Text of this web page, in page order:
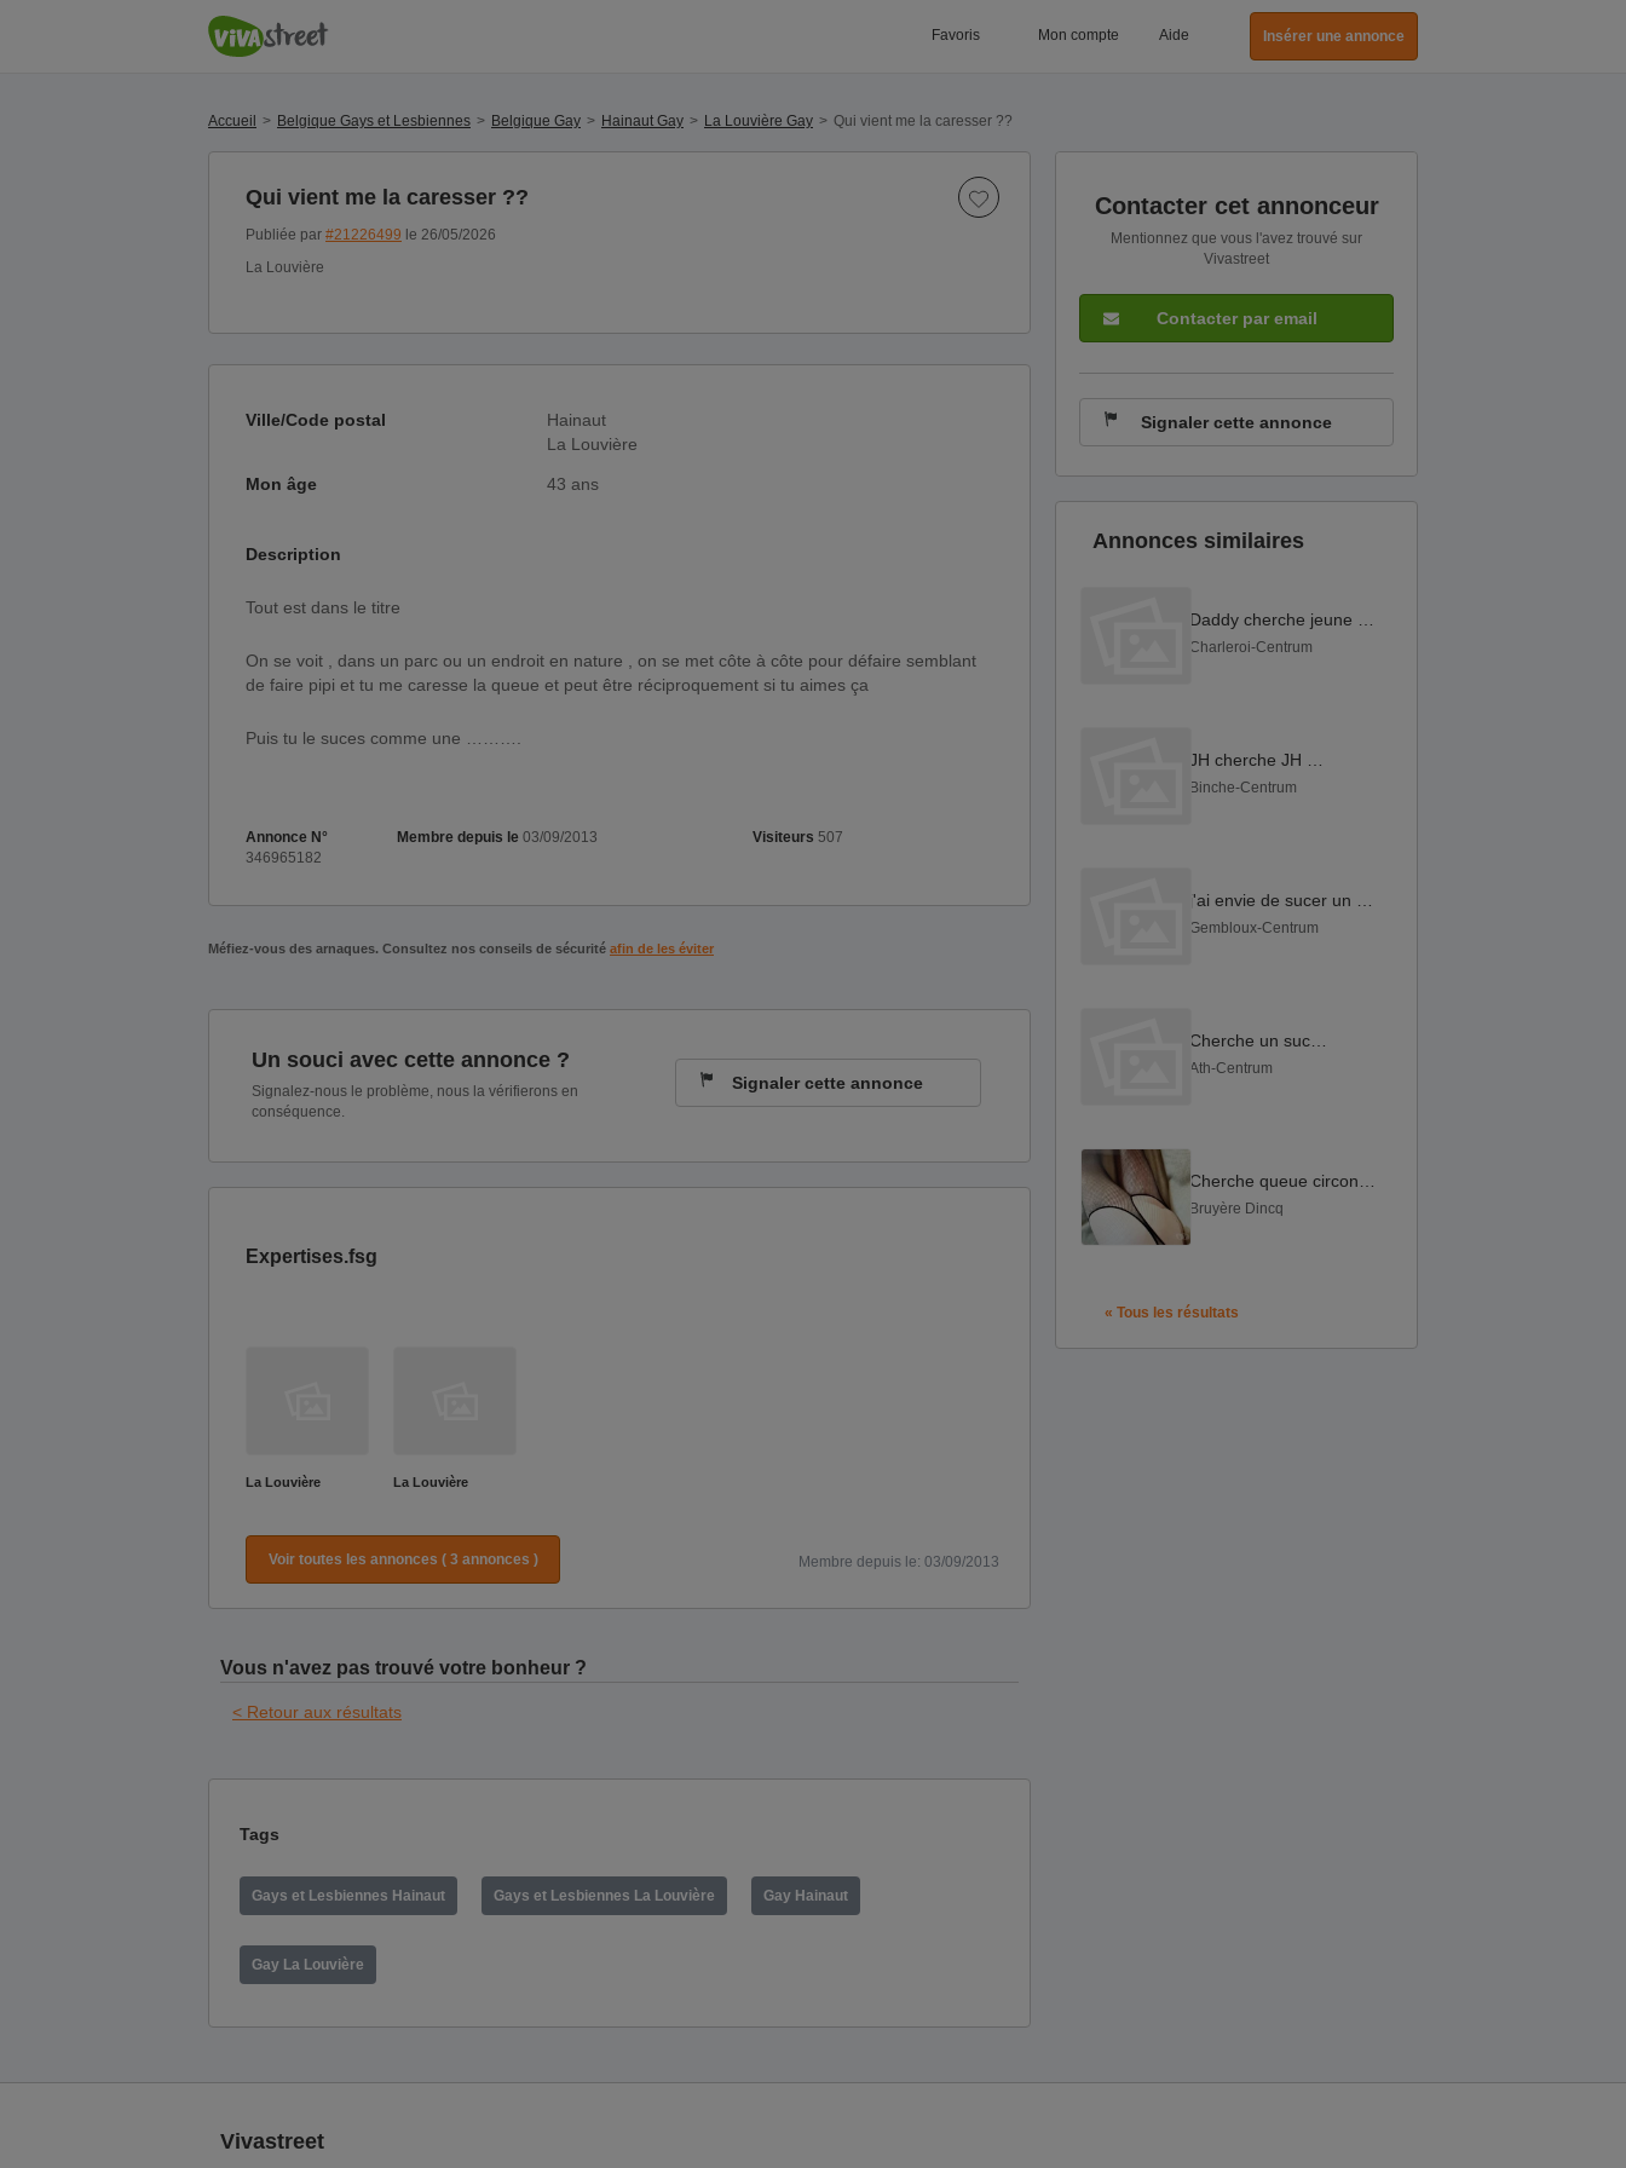
Favoris Mon compte Aide Insérer une annonce
Accueil Belgique Gays et Lesbiennes Belgique Gay Hainaut Gay La Louvière Gay Qui vient me la caresser ??
Qui vient me la caresser ??
Publiée par #21226499 le 26/05/2026
La Louvière
Ville/Code postal
Hainaut
La Louvière
Mon âge 43 ans
Description
Tout est dans le titre
On se voit , dans un parc ou un endroit en nature , on se met côte à côte pour défaire semblant
de faire pipi et tu me caresse la queue et peut être réciproquement si tu aimes ça
Puis tu le suces comme une ……….
Annonce N°
346965182
Membre depuis le 03/09/2013 Visiteurs 507
Méfiez-vous des arnaques. Consultez nos conseils de sécurité afin de les éviter
Un souci avec cette annonce ?
Signalez-nous le problème, nous la vérifierons en
conséquence.
Signaler cette annonce
Expertises.fsg
La Louvière La Louvière
Voir toutes les annonces ( 3 annonces ) Membre depuis le: 03/09/2013
Vous n'avez pas trouvé votre bonheur ?
< Retour aux résultats
Contacter cet annonceur
Mentionnez que vous l'avez trouvé sur
Vivastreet
Contacter par email
Signaler cette annonce
Annonces similaires
Charleroi-Centrum
Binche-Centrum
Gembloux-Centrum
Ath-Centrum
Bruyère Dincq
« Tous les résultats
Tags
Gays et Lesbiennes Hainaut Gays et Lesbiennes La Louvière Gay Hainaut
Gay La Louvière
Vivastreet